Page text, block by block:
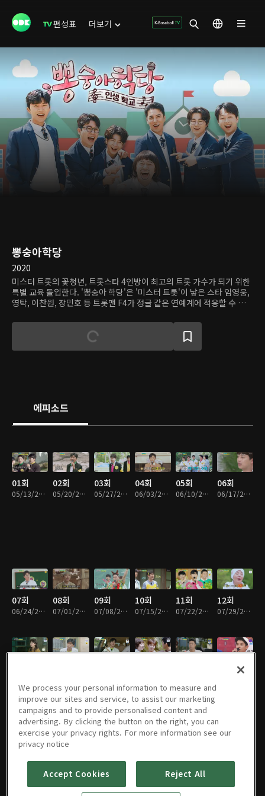
편성표 더보기
뽕숭아학당
2020
미스터 트롯의 꽃청년, 트롯스타 4인방이 최고의 트롯 가수가 되기 위한
특별 교육 돌입한다. '뽕숭아 학당'은 '미스터 트롯'이 낳은 스타 임영웅,
영탁, 이찬원, 장민호 등 트롯맨 F4가 정글 같은 연예계에 적응할 수 있도
레전드들에게 송라이팅과 무대 매너 등을 배우고 전설들과 특별한 컬래
버레이션 무대도 준비한다. 또한 담임교사 붐을 비롯한 여러 트레이너와
함께 카메라와 관객 앞에서 최고의 모습을 보일 수 있도록 체력과 정신력
에피소드
01회
05/13/2020 • 2시간 19분
02회
05/20/2020 • 2시간 3분
03회
05/27/2020 • 1시간 53분
04회
06/03/2020 • 2시간 4분
05회
06/10/2020 • 2시간 6분
06회
06/17/2020 • 1시간 58분
07회
06/24/2020 • 2시간 3분
08회
07/01/2020 • 2시간 4분
09회
07/08/2020 • 2시간 6분
10회
07/15/2020 • 2시간 7분
11회
07/22/2020 • 2시간 4분
12회
07/29/2020 • 2시간 4분
20회
09/23/2020 • 2시간 12분
21회 22회 23회 24회 25회
We process your personal information to measure and
improve our sites and service, to assist our marketing
campaigns and to provide personalised content and
advertising. By clicking the button on the right, you can
exercise your privacy rights. For more information see our
privacy notice
Accept Cookies Reject All